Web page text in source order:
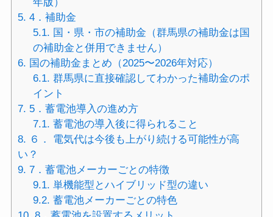
5. 4．補助金
5.1. 国・県・市の補助金（群馬県の補助金は国
の補助金と併用できません）
6. 国の補助金まとめ（2025〜2026年対応）
6.1. 群馬県に直接確認してわかった補助金のポ
イント
7. 5．蓄電池導入の進め方
7.1. 蓄電池の導入後に得られること
8. ６． 電気代は今後も上がり続ける可能性が高
い？
9. 7．蓄電池メーカーごとの特徴
9.1. 単機能型とハイブリッド型の違い
9.2. 蓄電池メーカーごとの特色